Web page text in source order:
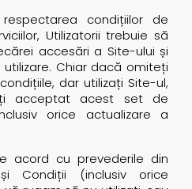
condițiilor de
Utilizatorii trebuie să
accesări a Site-ului și
Chiar dacă omiteți
dar utilizați Site-ul,
acceptat acest set de
orice actualizare a
acord cu prevederile din
Condiții (inclusiv orice